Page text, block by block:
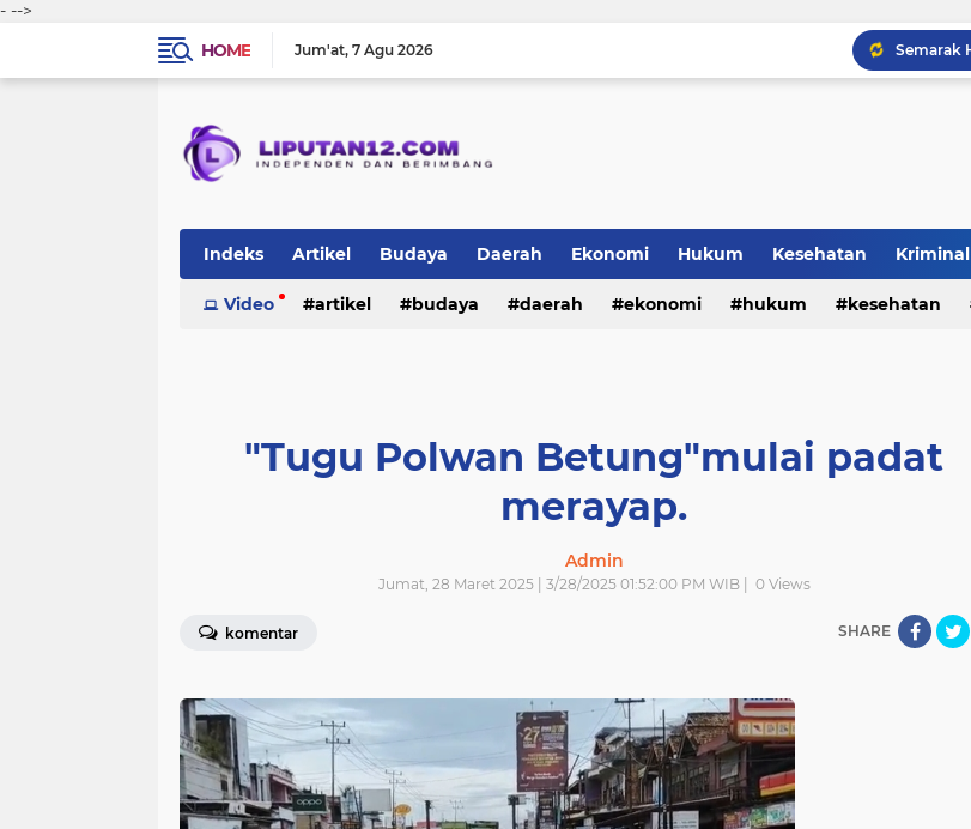
- -->
HOME
Jum'at 7 Agu 2026
Indeks Artikel Budaya Daerah Ekonomi Hukum Kesehatan Kriminal
Peristiwa Politik TNI-Polri sosial
Video artikel budaya daerah ekonomi hukum kesehatan
"Tugu Polwan Betung"mulai padat
merayap.
Admin
Jumat, 28 Maret 2025 | 3/28/2025 01:52:00 PM WIB | 0Views
komentar SHARE